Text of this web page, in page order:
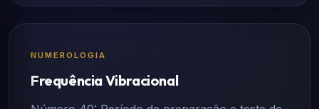
NUMEROLOGIA
Frequência Vibracional